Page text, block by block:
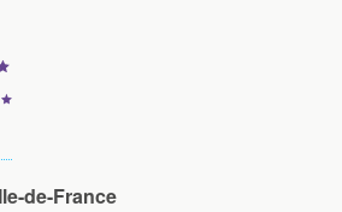
de-France